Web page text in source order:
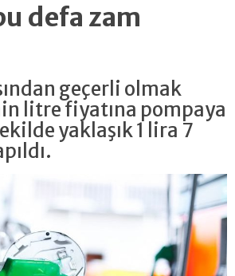
defa zam
geçerli olmak
litre fiyatına pompaya
yaklaşık 1 lira 7